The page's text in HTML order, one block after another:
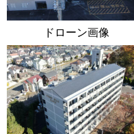
ドローン画像